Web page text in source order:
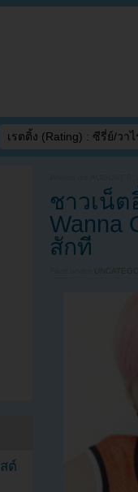
เรตติ้ง (Rating) : ซีรี่ย์/วาไ
ชาวเน็
Wanna
สักที
ต์